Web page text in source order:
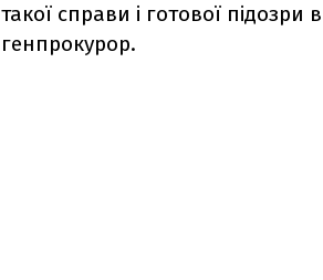
такої справи і готової
генпрокурор.